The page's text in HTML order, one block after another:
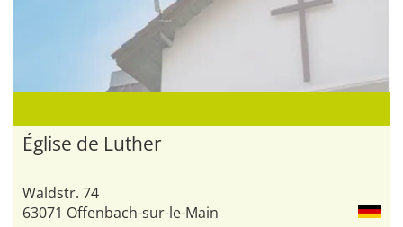
Église de Luther
Waldstr. 74
63071 Offenbach-sur-le-Main